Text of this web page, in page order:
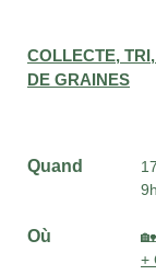
COLLECTE,
DE GRAINES
Quand
Où
+